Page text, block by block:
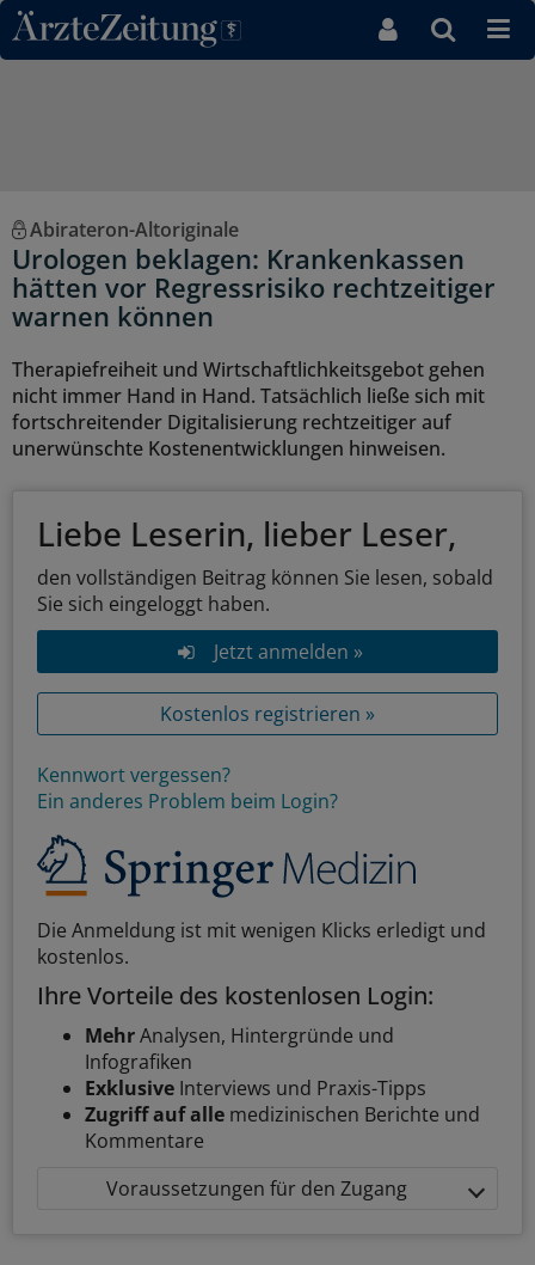
Direkt zum Inhaltsbereich
Abirateron-Altoriginale
Urologen beklagen: Krankenkassen
hätten vor Regressrisiko rechtzeitiger
warnen können
Therapiefreiheit und Wirtschaftlichkeitsgebot gehen
nicht immer Hand in Hand. Tatsächlich ließe sich mit
fortschreitender Digitalisierung rechtzeitiger auf
unerwünschte Kostenentwicklungen hinweisen.
Liebe Leserin, lieber Leser,
den vollständigen Beitrag können Sie lesen, sobald
Sie sich eingeloggt haben.
Jetzt anmelden »
Kostenlos registrieren »
Kennwort vergessen?
Ein anderes Problem beim Login?
Die Anmeldung ist mit wenigen Klicks erledigt und
kostenlos.
Ihre Vorteile des kostenlosen Login:
MehrAnalysen, Hintergründe und
Infografiken
Exklusive Interviews und Praxis-Tipps
Zugriff auf alle medizinischen Berichte und
Kommentare
Voraussetzungen für den Zugang